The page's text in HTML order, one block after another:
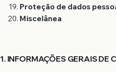
Proteção de dados
Miscelânea
1. INFORMAÇÕES GERAIS DE